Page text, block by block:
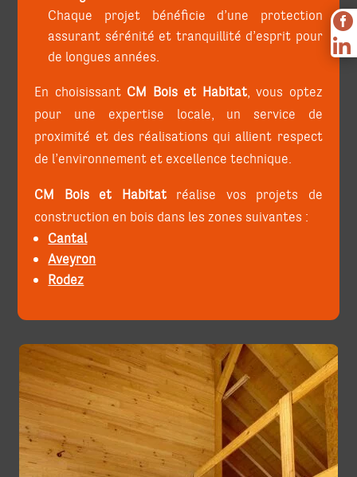
Chaque projet bénéficie d’une protection
assurant sérénité et tranquillité d’esprit pour
de longues années.
En choisissant CM Bois et Habitat, vous optez
pour une expertise locale, un service de
proximité et des réalisations qui allient respect
de l’environnement et excellence technique.
CM Bois et Habitatréalise vos projets de
construction en bois dans les zones suivantes :
Cantal
Aveyron
Rodez

